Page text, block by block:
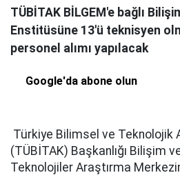
TÜBİTAK BİLGEM'e bağlı
Enstitüsüne 13'ü teknisyen
personel alımı yapılacak
Google'da abone olun
Türkiye Bilimsel ve Teknolojik
(TÜBİTAK) Başkanlığı Bilişim
Teknolojiler Araştırma